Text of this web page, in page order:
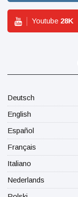
Youtube 28K
Deutsch
English
Español
Français
Italiano
Nederlands